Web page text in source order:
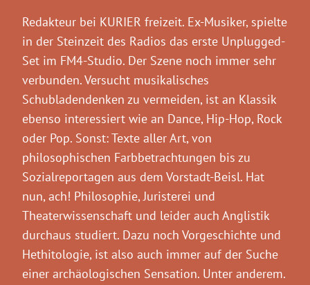
Redakteur bei KURIER freizeit. Ex-Musiker, spielte
in der Steinzeit des Radios das erste Unplugged-
Set im FM4-Studio. Der Szene noch immer sehr
verbunden. Versucht musikalisches
Schubladendenken zu vermeiden, ist an Klassik
ebenso interessiert wie an Dance, Hip-Hop, Rock
oder Pop. Sonst: Texte aller Art, von
philosophischen Farbbetrachtungen bis zu
Sozialreportagen aus dem Vorstadt-Beisl. Hat
nun, ach! Philosophie, Juristerei und
Theaterwissenschaft und leider auch Anglistik
durchaus studiert. Dazu noch Vorgeschichte und
Hethitologie, ist also auch immer auf der Suche
einer archäologischen Sensation. Unter anderem.